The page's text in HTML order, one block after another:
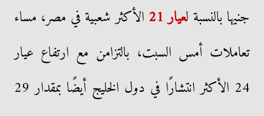
جنيها بالنسبة لعيار 21
الأكثر شعبية في مصر، مساء
تعاملات أمس السبت، بالتزامن مع ارتفاع عيار
24 الأكثر انتشارًا في دول الخليج أيضًا بمقدار 29